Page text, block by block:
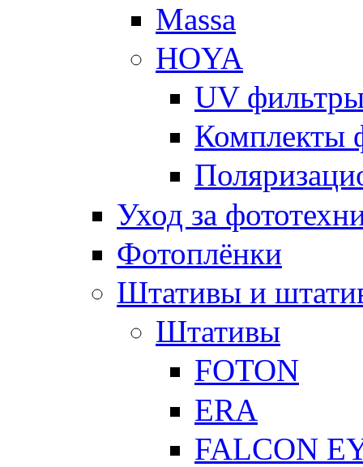
Massa
HOYA
UV
Комплекты
Уход за
Фотоплёнки
Штативы и
Штативы
FOTON
ERA
FALCON